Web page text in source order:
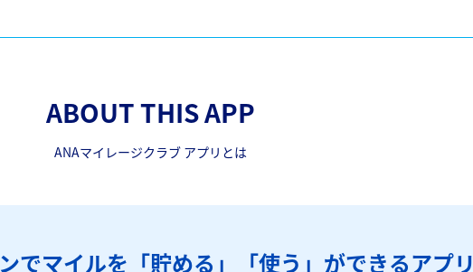
ABOUT THIS APP
ANAマイレージクラブ アプリとは
でマイルを「貯める」「使う」ができるアプリ